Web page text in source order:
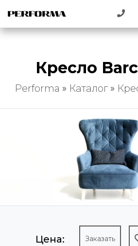
Кресло
Performa » Каталог »
Цена: Заказать